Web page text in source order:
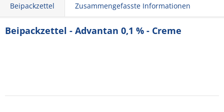
Beipackzettel Zusammengefasste Informationen
Beipackzettel - Advantan 0,1 % - Creme